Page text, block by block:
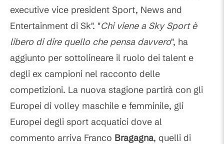
executive vice president Sport, News and
Entertainment di Sk". "Chi viene a Sky Sport è
libero di dire quello che pensa davvero", ha
aggiunto per sottolineare il ruolo dei talent e
degli ex campioni nel racconto delle
competizioni. La nuova stagione partirà con gli
Europei di volley maschile e femminile, gli
Europei degli sport acquatici dove al
commento arriva Franco Bragagna, quelli di